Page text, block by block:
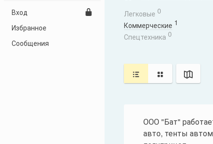
Вход
Избранное
Сообщения
0
Легковые
1
Коммерческие
0
Спецтехника
ООО "Бат"
авто, тенты